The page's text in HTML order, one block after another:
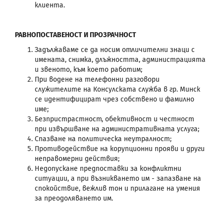
клиента.
РАВНОПОСТАВЕНОСТ И ПРОЗРАЧНОСТ
Задължаваме се да носим отличителни знаци с
имената, снимка, длъжността, администрацията
и звеното, към което работим;
При водене на телефонни разговори
служителите на Консулската служба в гр. Минск
се идентифицират чрез собствено и фамилно
име;
Безпристрастност, обективност и честност
при извършване на административната услуга;
Спазване на политическа неутралност;
Противодействие на корупционни прояви и други
неправомерни действия;
Недопускане предпоставки за конфликтни
ситуации, а при възникването им - запазване на
спокойствие, вежлив тон и прилагане на умения
за преодоляването им.